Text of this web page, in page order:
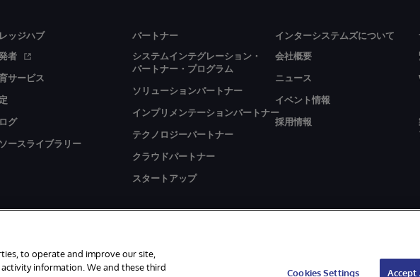
ッジハブ
者
サービス
グ
ースライブラリー
パートナー
システムインテグレーション・
パートナー・プログラム
ソリューションパートナー
インプリメンテーションパートナー
テクノロジーパートナー
クラウドパートナー
スタートアップ
インターシステムズについて
会社概要
ニュース
イベント情報
採用情報
to operate and improve our site,
information. We and these third
Cookies Settings Accept